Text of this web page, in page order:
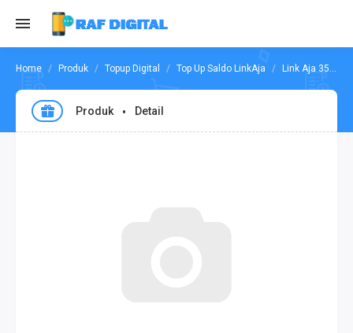
Produk Topup Digital Top Up Saldo LinkAja Link Aja 35.000
Produk Detail